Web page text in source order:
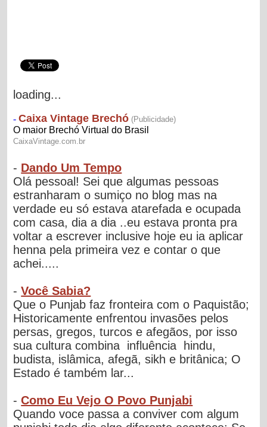
loading...
- Dando Um Tempo
Olá pessoal! Sei que algumas pessoas
estranharam o sumiço no blog mas na
verdade eu só estava atarefada e ocupada
com casa, dia a dia ..eu estava pronta pra
voltar a escrever inclusive hoje eu ia aplicar
henna pela primeira vez e contar o que
achei.....
-Você Sabia?
Que o Punjab faz fronteira com o Paquistão;
Historicamente enfrentou invasões pelos
persas, gregos, turcos e afegãos, por isso
sua cultura combina influência hindu,
budista, islâmica, afegã, sikh e britânica; O
Estado é também lar...
-Como Eu Vejo O Povo Punjabi
Quando voce passa a conviver com algum